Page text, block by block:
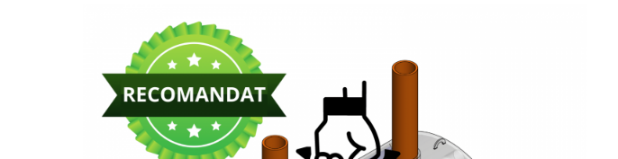
Rezervoare Subterane
Cămin Tehnic pentru Hidrofor
Cămin Bidirecțional (Fosă +